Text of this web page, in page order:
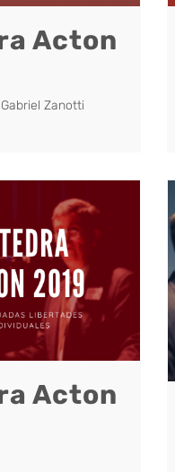
Acton
Gabriel Zanotti
Acton